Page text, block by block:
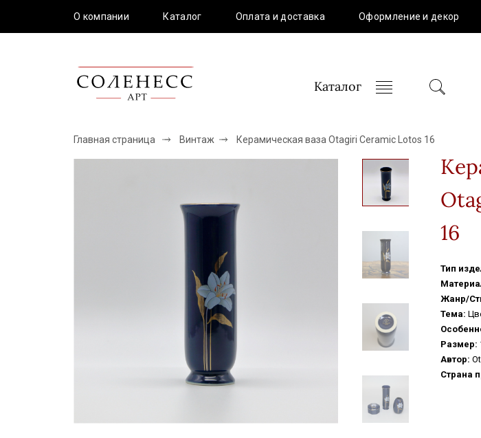
О компании Каталог Оплата и доставка Оформление и декор
Каталог
Предметы интерьера
Скульптуры
Статуэтки
Часы
Изобразительное
Картины
Настольные игры
Главная страница Винтаж Керамическая ваза Otagiri Ceramic Lotos 16
16
Тип
Жанр/
Тема:
Размер:
Автор:
Страна